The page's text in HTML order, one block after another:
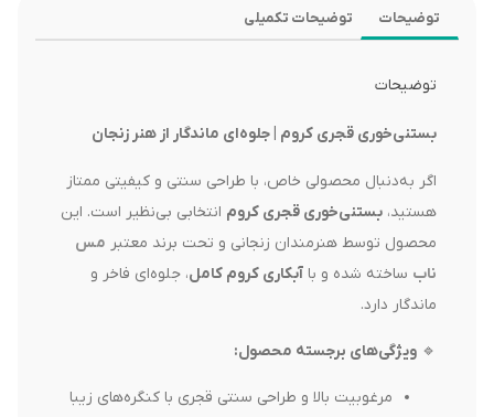
توضیحات توضیحات تکمیلی
توضیحات
بستنی‌خوری قجری کروم | جلوه‌ای ماندگار از هنر زنجان
اگر به‌دنبال محصولی خاص، با طراحی سنتی و کیفیتی ممتاز
هستید، بستنی‌خوری قجری کروم انتخابی بی‌نظیر است. این
محصول توسط هنرمندان زنجانی و تحت برند معتبر مس
ناب ساخته شده و با آبکاری کروم کامل، جلوه‌ای فاخر و
ماندگار دارد.
🔹 ویژگی‌های برجسته محصول:
مرغوبیت بالا و طراحی سنتی قجری با کنگره‌های زیبا